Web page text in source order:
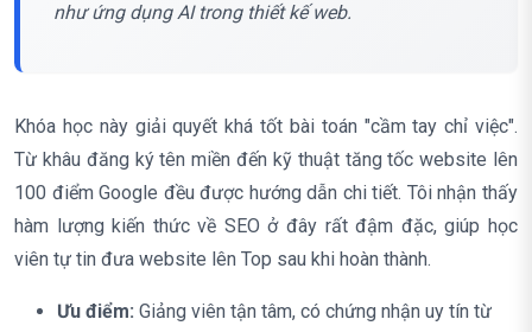
như ứng dụng AI trong thiết kế web.
Khóa học này giải quyết khá tốt bài toán "cầm tay chỉ việc".
Từ khâu đăng ký tên miền đến kỹ thuật tăng tốc website lên
100 điểm Google đều được hướng dẫn chi tiết. Tôi nhận thấy
hàm lượng kiến thức về SEO ở đây rất đậm đặc, giúp học
viên tự tin đưa website lên Top sau khi hoàn thành.
Ưu điểm: Giảng viên tận tâm, có chứng nhận uy tín từ